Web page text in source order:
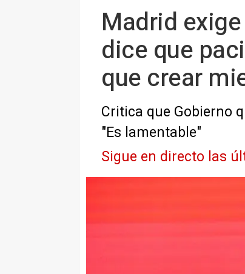
Madrid
dice que
que crear
Critica que Gobierno
"Es lamentable"
Sigue en directo las